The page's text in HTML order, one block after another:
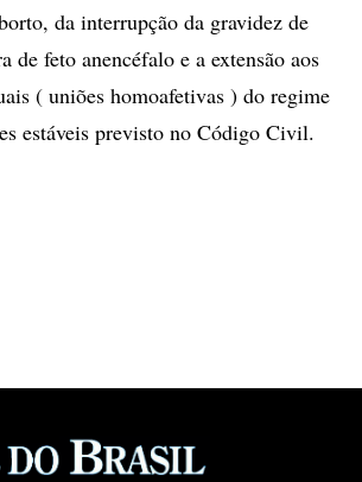
da interrupção da gravidez de
de feto anencéfalo e a extensão aos
( uniões homoafetivas ) do regime
estáveis previsto no Código Civil.